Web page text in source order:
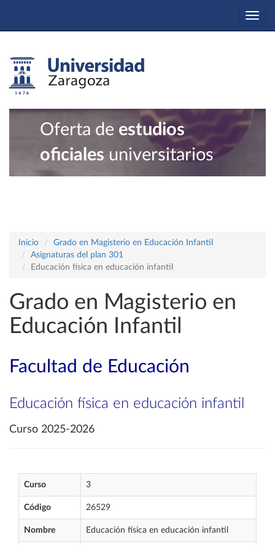
Oferta de estudios
oficiales universitarios
Inicio
Grado en Magisterio en Educación Infantil
Asignaturas del plan 301
Educación física en educación infantil
Grado en Magisterio en
Educación Infantil
Facultad de Educación
Educación física en educación infantil
Curso 2025-2026
Curso 3
Código 26529
Nombre Educación física en educación infantil